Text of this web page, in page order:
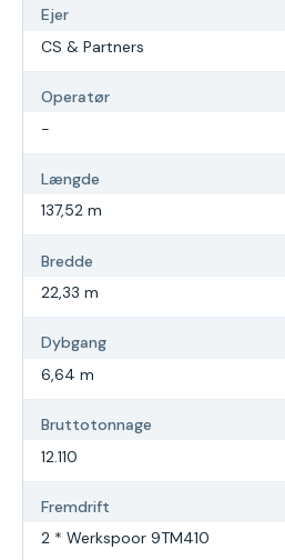
Ejer
CS & Partners
Operatør
-
Længde
137,52 m
Bredde
22,33 m
Dybgang
6,64 m
Bruttotonnage
12.110
Fremdrift
2 * Werkspoor 9TM410